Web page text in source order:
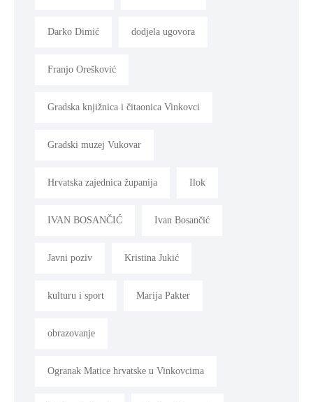
Darko Dimić dodjela ugovora
Franjo Orešković
Gradska knjižnica i čitaonica Vinkovci
Gradski muzej Vukovar
Hrvatska zajednica županija Ilok
IVAN BOSANČIĆ Ivan Bosančić
Javni poziv Kristina Jukić
kulturu i sport Marija Pakter
obrazovanje
Ogranak Matice hrvatske u Vinkovcima